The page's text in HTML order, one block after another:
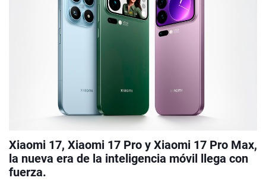
Xiaomi 17, Xiaomi 17 Pro y Xiaomi 17 Pro Max,
la nueva era de la inteligencia móvil llega con
fuerza.